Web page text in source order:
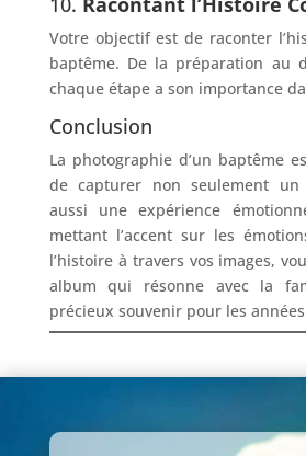
Votre objectif est de raconter
baptême. De la préparation au
chaque étape a son importance
Conclusion
La photographie d’un baptême
de capturer non seulement un
aussi une expérience
mettant l’accent sur les
l’histoire à travers vos images,
album qui résonne avec la
précieux souvenir pour les